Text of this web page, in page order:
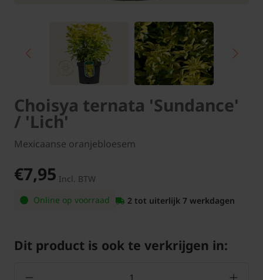
Choisya ternata 'Sundance'
/ 'Lich'
Mexicaanse oranjebloesem
€7,95 Incl. BTW
Online op voorraad
2 tot uiterlijk 7 werkdagen
Dit product is ook te verkrijgen in: